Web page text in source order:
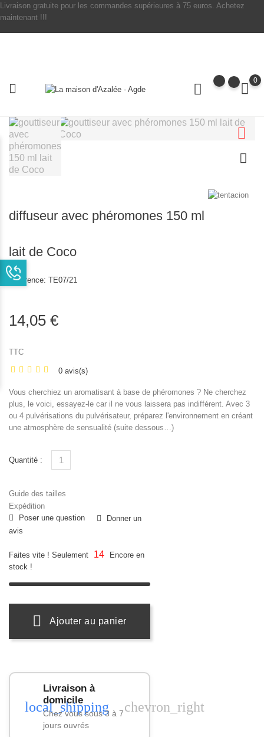
Livraison gratuite pour les commandes supérieures à 75 euros. Achetez
maintenant !!!
0
diffuseur avec phéromones 150 ml
lait de Coco
Référence: TE07/21
14,05 €
TTC
0 avis(s)
Vous cherchiez un aromatisant à base de phéromones ? Ne cherchez
plus, le voici, essayez-le car il ne vous laissera pas indifférent. Avec 3
ou 4 pulvérisations du pulvérisateur, préparez l'environnement en créant
une atmosphère de sensualité (suite dessous…)
Quantité :
Guide des tailles
Expédition
Poser une question
Donner un
avis
Faites vite ! Seulement 14
Encore en
stock !
Ajouter au panier
local_shipping
Livraison à
domicile
Chez vous sous 3 à 7
jours ouvrés
chevron_right